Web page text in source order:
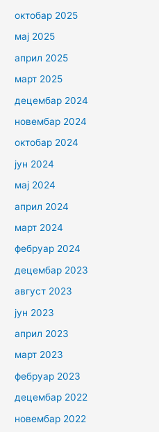
октобар 2025
мај 2025
април 2025
март 2025
децембар 2024
новембар 2024
октобар 2024
јун 2024
мај 2024
април 2024
март 2024
фебруар 2024
децембар 2023
август 2023
јун 2023
април 2023
март 2023
фебруар 2023
децембар 2022
новембар 2022